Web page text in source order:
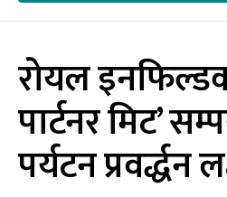
रोयल
पार्टनर मिट’
पर्यटन प्रवर्द्धन